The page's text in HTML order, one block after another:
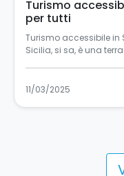
Turismo
per tutti
Turismo accessibile in
Sicilia, si sa, è una
11/03/2025